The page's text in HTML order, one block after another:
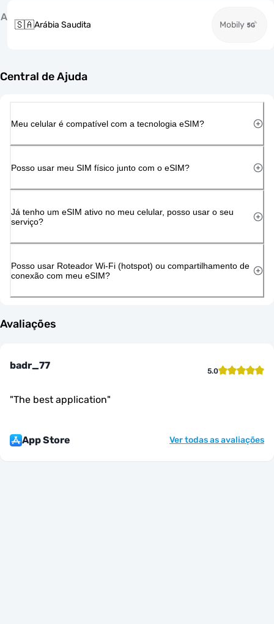
A
🇸🇦Arábia Saudita Mobily
Central de Ajuda
Meu celular é compatível com a tecnologia eSIM?
Posso usar meu SIM físico junto com o eSIM?
Já tenho um eSIM ativo no meu celular, posso usar o seu
serviço?
Posso usar Roteador Wi-Fi (hotspot) ou compartilhamento de
conexão com meu eSIM?
Avaliações
badr_77 5.0
"The best application"
App Store Ver todas as avaliações